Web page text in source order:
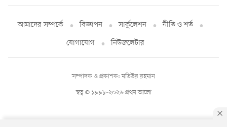
আমাদের সম্পর্কে বিজ্ঞাপন সার্কুলেশন
নীতি ও শর্ত
যোগাযোগ
নিউজলেটার
স্বত্ব © ১৯৯৮-২০২৬ প্রথম আলো
সম্পাদক ও প্রকাশক: মতিউর রহমান